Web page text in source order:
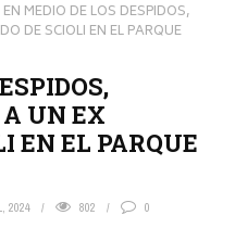
EN MEDIO DE LOS DESPIDOS,
DE SCIOLI EN EL PARQUE
UN EX
EN EL PARQUE
2024 802 0